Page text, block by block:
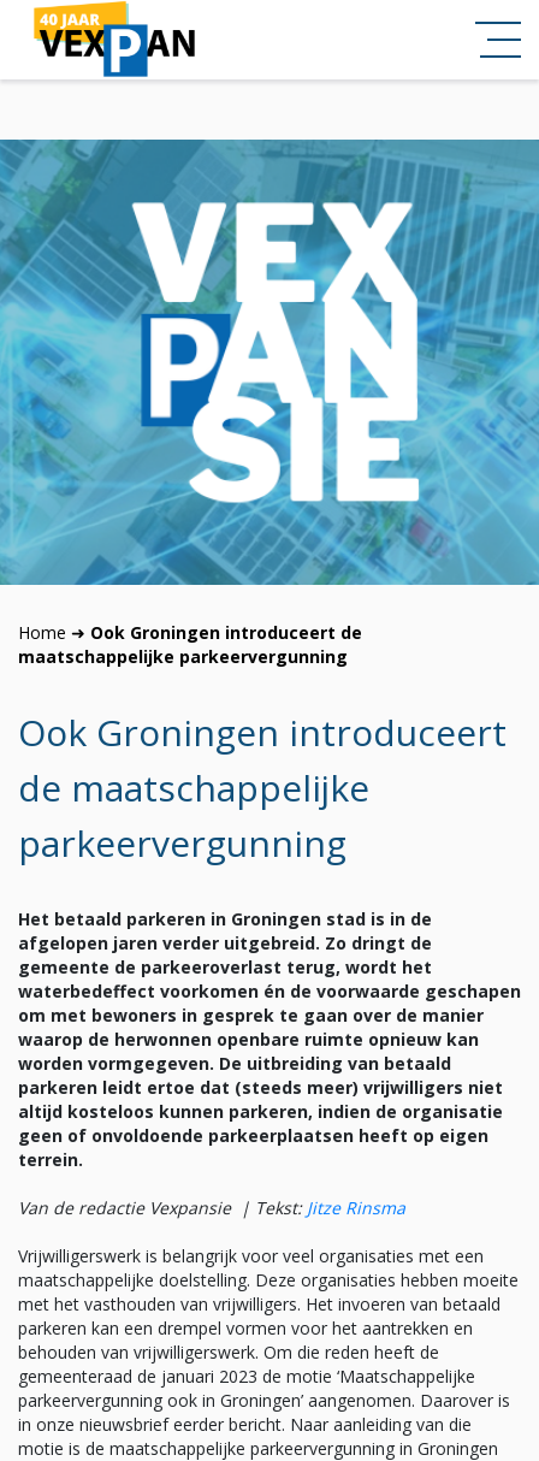
Home ➜ Ook Groningen introduceert de
maatschappelijke parkeervergunning
Ook Groningen introduceert
de maatschappelijke
parkeervergunning
Het betaald parkeren in Groningen stad is in de
afgelopen jaren verder uitgebreid. Zo dringt de
gemeente de parkeeroverlast terug, wordt het
waterbedeffect voorkomen én de voorwaarde geschapen
om met bewoners in gesprek te gaan over de manier
waarop de herwonnen openbare ruimte opnieuw kan
worden vormgegeven. De uitbreiding van betaald
parkeren leidt ertoe dat (steeds meer) vrijwilligers niet
altijd kosteloos kunnen parkeren, indien de organisatie
geen of onvoldoende parkeerplaatsen heeft op eigen
terrein.
Van de redactie Vexpansie | Tekst: Jitze Rinsma
Vrijwilligerswerk is belangrijk voor veel organisaties met een
maatschappelijke doelstelling. Deze organisaties hebben moeite
met het vasthouden van vrijwilligers. Het invoeren van betaald
parkeren kan een drempel vormen voor het aantrekken en
behouden van vrijwilligerswerk. Om die reden heeft de
gemeenteraad de januari 2023 de motie ‘Maatschappelijke
parkeervergunning ook in Groningen’ aangenomen. Daarover is
in onze nieuwsbrief eerder bericht. Naar aanleiding van die
motie is de maatschappelijke parkeervergunning in Groningen